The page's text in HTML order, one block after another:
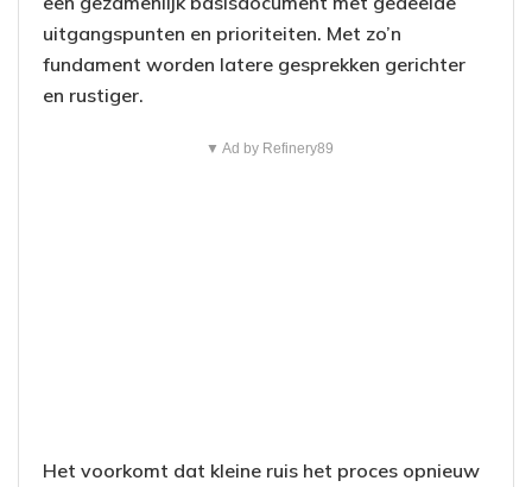
uitgangspunten en prioriteiten. Met zo’n
fundament worden latere gesprekken gerichter
en rustiger.
▼ Ad by Refinery89
Het voorkomt dat kleine ruis het proces opnieuw